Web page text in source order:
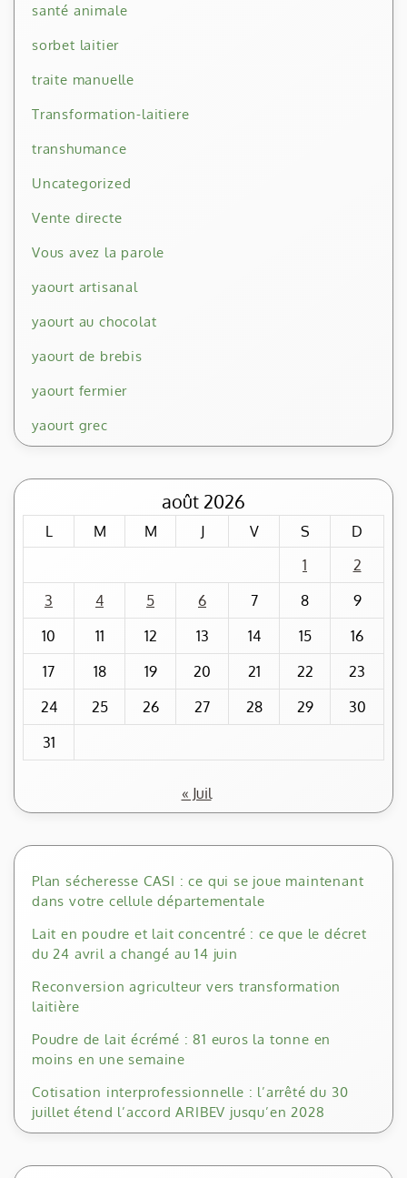
santé animale
sorbet laitier
traite manuelle
Transformation-laitiere
transhumance
Uncategorized
Vente directe
Vous avez la parole
yaourt artisanal
yaourt au chocolat
yaourt de brebis
yaourt fermier
yaourt grec
août 2026
L M M J V S
D
1
2
3
4 5 6 7 8
9
10
11 12 13 14 15
16
17
18 19 20 21 22
23
24
25 26 27 28 29
30
31
« Juil
Plan sécheresse CASI : ce qui se joue maintenant
dans votre cellule départementale
Lait en poudre et lait concentré : ce que le décret
du 24 avril a changé au 14 juin
Reconversion agriculteur vers transformation
laitière
Poudre de lait écrémé : 81 euros la tonne en
moins en une semaine
Cotisation interprofessionnelle : l’arrêté du 30
juillet étend l’accord ARIBEV jusqu’en 2028